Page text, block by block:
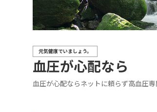
血圧が心配なら
血圧が心配ならネットに頼らず高血圧
元気健康でいましょう。